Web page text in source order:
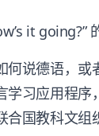
it going?”
何说德语，
学习应用程
合国教科文组